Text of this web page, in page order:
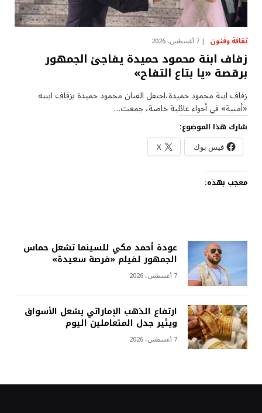
ثقافة وفنون 7 أغسطس، 2026
زفاف ابنة محمود حميدة يفاجئ الجمهور
برقصة «يا بتاع التفاح»
زفاف ابنة محمود حميدة،احتفل الفنان محمود حميدة بزفاف ابنته
«أمنية» في أجواء عائلية خاصة، جمعت…
شارك هذا الموضوع:
فيس بوك X
معجب بهذه:
عودة أحمد مكي للسينما تشعل حماس
الجمهور لفيلم «فرصة سعيدة»
7 أغسطس، 2026
ارتفاع الذهب الإماراتي يشعل الأسواق
ويثير جدل المتعاملين اليوم
7 أغسطس، 2026